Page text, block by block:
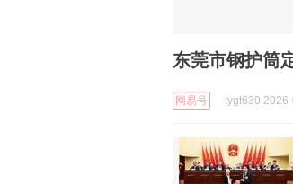
东莞市钢护筒
网易号 tygt630